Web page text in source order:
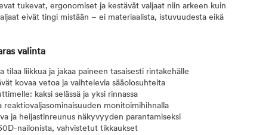
tukevat, ergonomiset ja kestävät valjaat niin arkeen kuin
eivät tingi mistään – ei materiaalista, istuvuudesta eikä
valinta
tilaa liikkua ja jakaa paineen tasaisesti rintakehälle
kovaa vetoa ja vaihtelevia sääolosuhteita
kaksi selässä ja yksi rinnassa
reaktiovaljasominaisuuden monitoimihihnalla
ja heijastinreunus näkyvyyden parantamiseksi
nailonista, vahvistetut tikkaukset